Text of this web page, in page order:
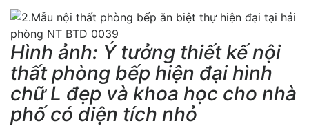
Hình ảnh: Ý tưởng thiết kế nội
thất phòng bếp hiện đại hình
chữ L đẹp và khoa học cho nhà
phố có diện tích nhỏ